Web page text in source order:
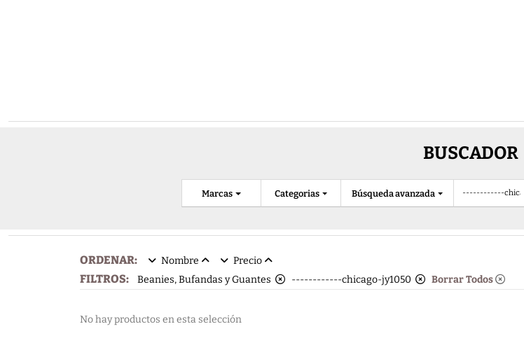
BUSCADOR
Categorias
Marcas Búsqueda avanzada
ORDENAR: Nombre Precio
FILTROS: Beanies, Bufandas y Guantes ------------chicago-jy1050 Borrar Todos
No hay productos en esta selección